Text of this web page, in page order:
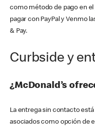
como método de pago en el
pagar con PayPal y Venmo
& Pay.
Curbside y
¿McDonald’s
La entrega sin contacto
asociados como opción de